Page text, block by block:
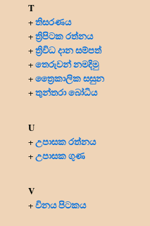
T
+තිසරණය
+ත්‍රිපිටක රත්නය
+ත්‍රිවිධ දාන සම්පත්
+තෙරුවන් නමදිමු
+ත්‍රෛකාලික සසුන
+තුන්තරා බෝධිය
U
+උපාසක රත්නය
+උපාසක ගුණ
V
+විනය පිටකය